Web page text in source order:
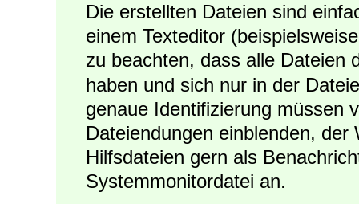
Die erstellten Dateien sind
einem Texteditor
zu beachten, dass alle Dateien
haben und sich nur in der
genaue Identifizierung müssen
Dateiendungen einblenden,
Hilfsdateien gern als
Systemmonitordatei an.